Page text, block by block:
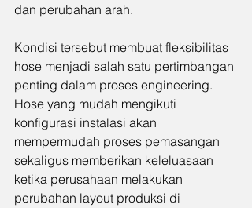
dan perubahan arah.
Kondisi tersebut membuat fleksibilitas
hose menjadi salah satu pertimbangan
penting dalam proses engineering.
Hose yang mudah mengikuti
konfigurasi instalasi akan
mempermudah proses pemasangan
sekaligus memberikan keleluasaan
ketika perusahaan melakukan
perubahan layout produksi di